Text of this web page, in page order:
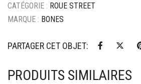
CATÉGORIE : ROUE STREET
MARQUE : BONES
PARTAGER CET OBJET:
PRODUITS SIMILAIRES